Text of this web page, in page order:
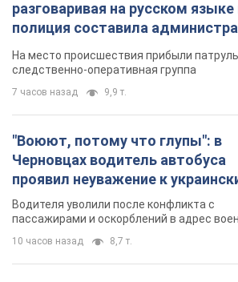
Видео
пассажирами и оскорблений в адрес
10 часов назад 8,7 т.
"Не следит за сексуальностью":
Киеве консультант салона
оскорбил женщину после
химиотерапии, разгорелся
Фото
Сотрудник салона оценил внешность
женщины, заявив, что у нее "мужская
4 часа назад 14,0 т.